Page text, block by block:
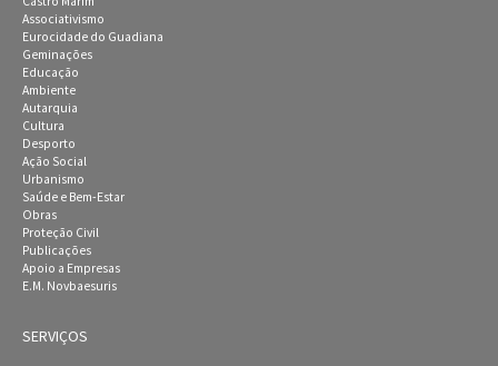
Associativismo
Eurocidade do Guadiana
Geminações
Educação
Ambiente
Autarquia
Cultura
Desporto
Ação Social
Urbanismo
Saúde e Bem-Estar
Obras
Proteção Civil
Publicações
Apoio a Empresas
E.M. Novbaesuris
SERVIÇOS